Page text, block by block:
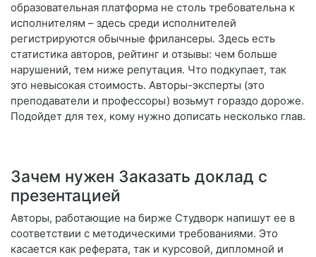
образовательная платформа не столь требовательна к
исполнителям – здесь среди исполнителей
регистрируются обычные фрилансеры. Здесь есть
статистика авторов, рейтинг и отзывы: чем больше
нарушений, тем ниже репутация. Что подкупает, так
это невысокая стоимость. Авторы-эксперты (это
преподаватели и профессоры) возьмут гораздо дороже.
Подойдет для тех, кому нужно дописать несколько глав.
Зачем нужен Заказать доклад с
презентацией
Авторы, работающие на бирже Студворк напишут ее в
соответствии с методическими требованиями. Это
касается как реферата, так и курсовой, дипломной и